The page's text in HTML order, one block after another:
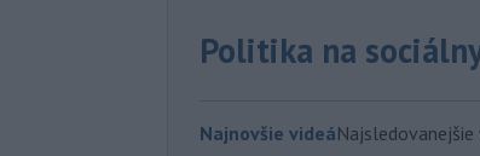
Politika na
Najnovšie videáNajsledovanejšie